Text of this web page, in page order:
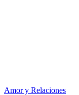
Amor y Relaciones